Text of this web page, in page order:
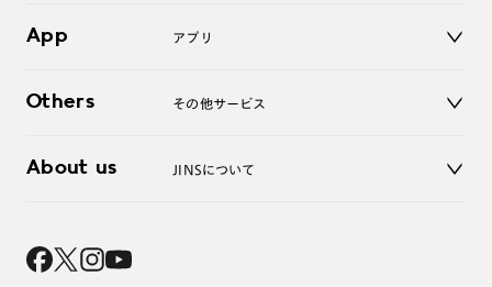
よくあるご質問
お問い合わせ
App アプリ
Others その他サービス
レンズ交換
About us JINSについて
採用情報